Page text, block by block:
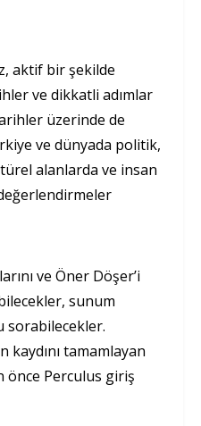
aktif bir şekilde
ve dikkatli adımlar
üzerinde de
ve dünyada politik,
alanlarda ve insan
ve Öner Döşer’i
sunum
sorabilecekler.
kaydını tamamlayan
önce Perculus giriş